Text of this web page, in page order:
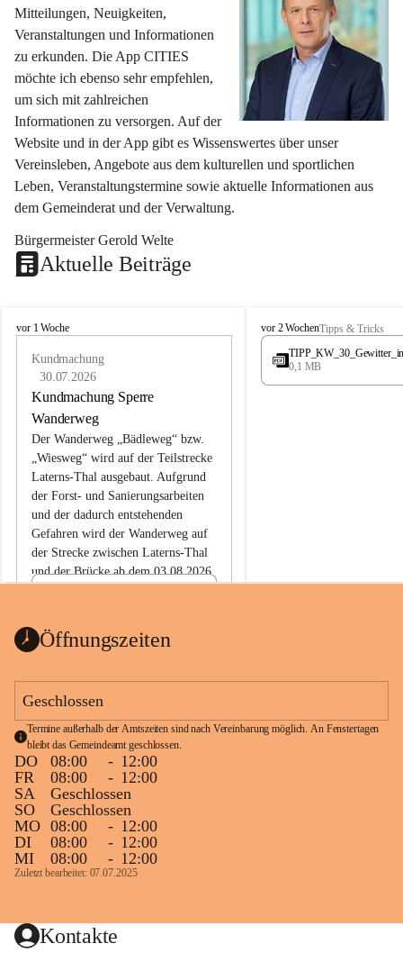
Mitteilungen, Neuigkeiten,
Veranstaltungen und Informationen
zu erkunden. Die App CITIES
möchte ich ebenso sehr empfehlen,
um sich mit zahlreichen
Informationen zu versorgen. Auf der
Website und in der App gibt es Wissenswertes über unser
Vereinsleben, Angebote aus dem kulturellen und sportlichen
Leben, Veranstaltungstermine sowie aktuelle Informationen aus
dem Gemeinderat und der Verwaltung.
Bürgermeister Gerold Welte
Aktuelle Beiträge
L
vor 1 Woche
Kundmachung
30.07.2026
Kundmachung Sperre
Wanderweg
Der Wanderweg „Bädleweg“ bzw.
„Wiesweg“ wird auf der Teilstrecke
Laterns-Thal ausgebaut. Aufgrund
der Forst- und Sanierungsarbeiten
und der dadurch entstehenden
Gefahren wird der Wanderweg auf
der Strecke zwischen Laterns-Thal
und der Brücke ab dem 03.08.2026
ht
1 Seite•0,1 MB
L
a
e
vor 2 WochenTipps & Tricks
0,1 MB
Öffnungszeiten
Geschlossen
Termine außerhalb der Amtszeiten sind nach Vereinbarung möglich. An Fenstertagen
bleibt das Gemeindeamt geschlossen.
DO 08:00 - 12:00
FR
08:00 - 12:00
SA
Geschlossen
SO
Geschlossen
MO 08:00 - 12:00
DI
08:00 - 12:00
MI
08:00 - 12:00
Zuletzt bearbeitet: 07.07.2025
Kontakte